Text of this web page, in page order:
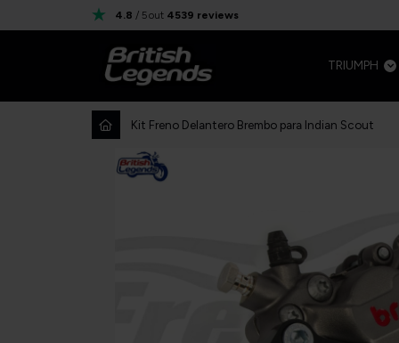
4.8 / 5out 4539 reviews
TRIUMPH
Kit Freno Delantero Brembo para Indian Scout